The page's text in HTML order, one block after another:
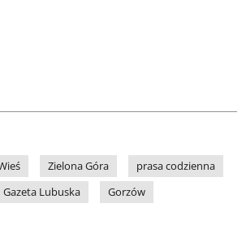
Zielona Góra
prasa codzienna
Gazeta Lubuska
Gorzów